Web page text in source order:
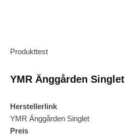
Produkttest
YMR Änggården Singlet
Herstellerlink
YMR Änggården Singlet
Preis